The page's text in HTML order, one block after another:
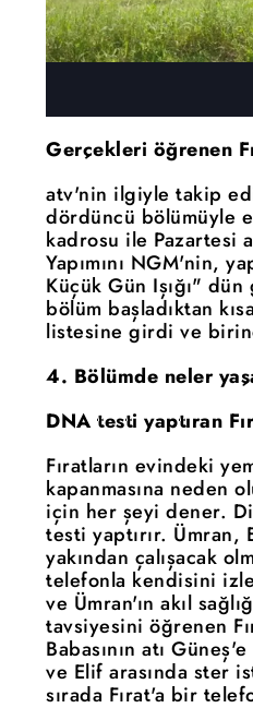
Gerçekleri öğrenen
atv'nin ilgiyle takip
dördüncü bölümüyle
kadrosu ile Pazartesi
Yapımını NGM'nin,
Küçük Gün Işığı"
bölüm başladıktan
listesine girdi ve
4. Bölümde neler
DNA testi yaptıran
Fıratların evindeki
kapanmasına neden
için her şeyi dener.
testi yaptırır.
yakından çalışacak
telefonla kendisini
ve Ümran'ın akıl
tavsiyesini öğrenen
Babasının atı
ve Elif arasında ster
sırada Fırat'a bir